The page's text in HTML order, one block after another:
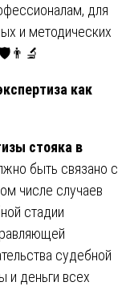
для
и методических
🛡️👨‍🔬
как
стояка в
быть связано с
числе случаев
стадии
судебной
и деньги всех